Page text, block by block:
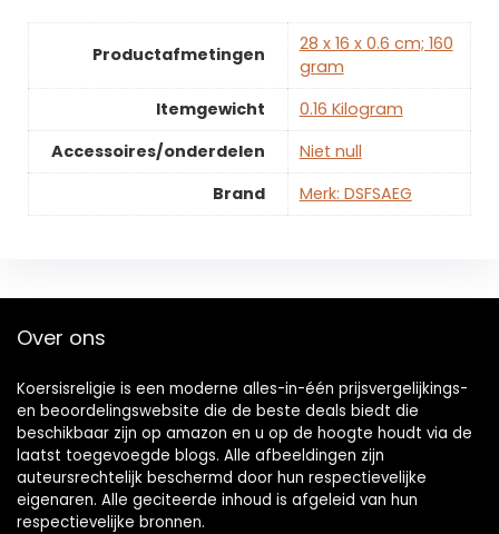
Productafmetingen
‎28 x 16 x 0.6 cm; 160
gram
Itemgewicht
‎0.16 Kilogram
Accessoires/onderdelen
‎Niet null
Brand
Merk: DSFSAEG
Over ons
Koersisreligie is een moderne alles-in-één prijsvergelijkings-
en beoordelingswebsite die de beste deals biedt die
beschikbaar zijn op amazon en u op de hoogte houdt via de
laatst toegevoegde blogs. Alle afbeeldingen zijn
auteursrechtelijk beschermd door hun respectievelijke
eigenaren. Alle geciteerde inhoud is afgeleid van hun
respectievelijke bronnen.